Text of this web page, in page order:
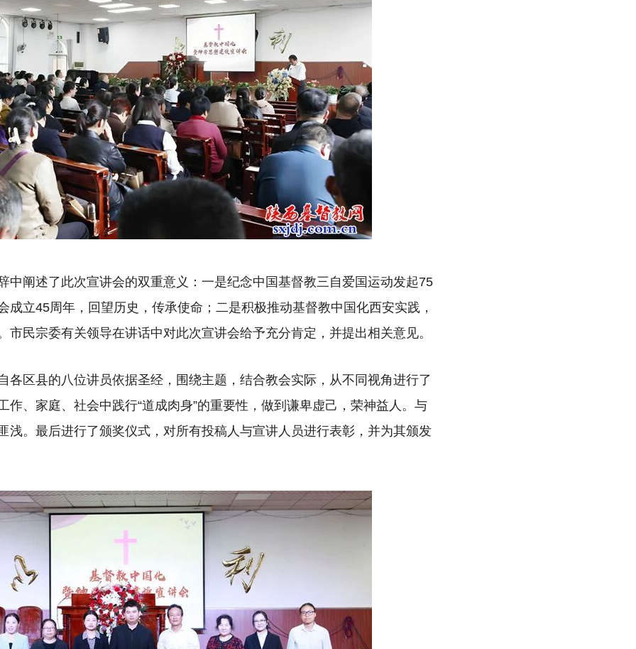
中阐述了此次宣讲会的双重意义：一是纪念中国基督教三自爱国运动发起75
成立45周年，回望历史，传承使命；二是积极推动基督教中国化西安实践，
市民宗委有关领导在讲话中对此次宣讲会给予充分肯定，并提出相关意见。
各区县的八位讲员依据圣经，围绕主题，结合教会实际，从不同视角进行了
作、家庭、社会中践行“道成肉身”的重要性，做到谦卑虚己，荣神益人。与
浅。最后进行了颁奖仪式，对所有投稿人与宣讲人员进行表彰，并为其颁发